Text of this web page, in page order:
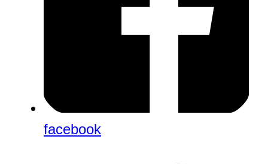
facebook